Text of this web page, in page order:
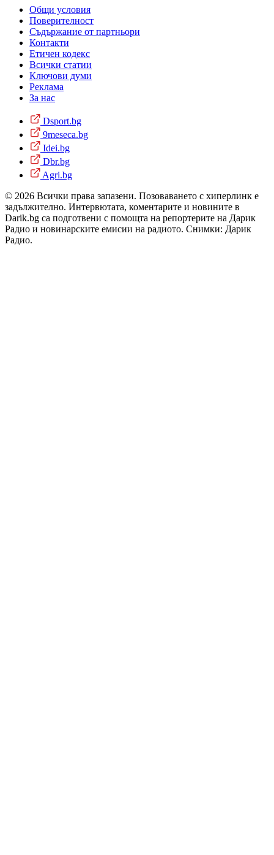
Общи условия
Поверителност
Съдържание от партньори
Контакти
Етичен кодекс
Всички статии
Ключови думи
Реклама
За нас
Dsport.bg
9meseca.bg
Idei.bg
Dbr.bg
Agri.bg
© 2026 Всички права запазени. Позоваването с хиперлинк е
задължително. Интервютата, коментарите и новините в
Darik.bg са подготвени с помощта на репортерите на Дарик
Радио и новинарските емисии на радиото. Снимки: Дарик
Радио.